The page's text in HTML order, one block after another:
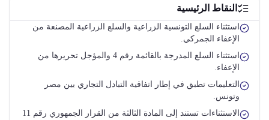
النقاط الرئيسية
استثناء السلع التونسية الزراعية والسلع الزراعية المصنعة من
الإعفاء الجمركي.
استثناء السلع المدرجة بالقائمة رقم 4 والمؤجل تحريرها من
الإعفاء.
التعليمات تطبق في إطار اتفاقية التبادل التجاري بين مصر
وتونس.
الاستثناءات تستند إلى المادة الثالثة من القرار الجمهوري رقم 11